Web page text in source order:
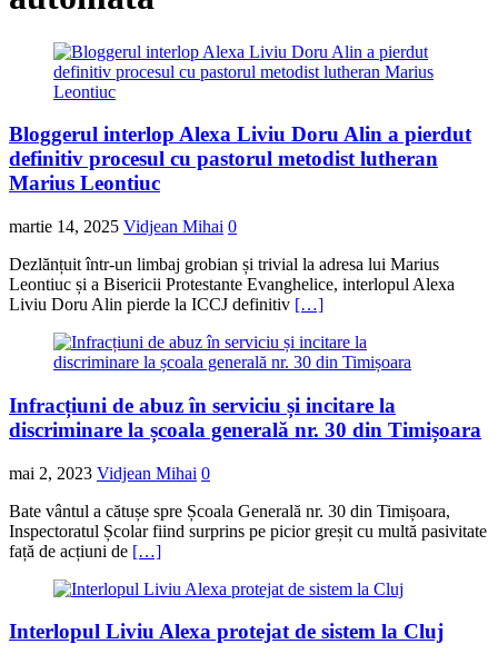
Bloggerul interlop Alexa Liviu Doru Alin a pierdut
definitiv procesul cu pastorul metodist lutheran
Marius Leontiuc
martie 14, 2025 Vidjean Mihai 0
Dezlănțuit într-un limbaj grobian și trivial la adresa lui Marius
Leontiuc și a Bisericii Protestante Evanghelice, interlopul Alexa
Liviu Doru Alin pierde la ICCJ definitiv […]
Infracțiuni de abuz în serviciu și incitare la
discriminare la școala generală nr. 30 din Timișoara
mai 2, 2023 Vidjean Mihai 0
Bate vântul a cătușe spre Școala Generală nr. 30 din Timișoara,
Inspectoratul Școlar fiind surprins pe picior greșit cu multă pasivitate
față de acțiuni de […]
Interlopul Liviu Alexa protejat de sistem la Cluj